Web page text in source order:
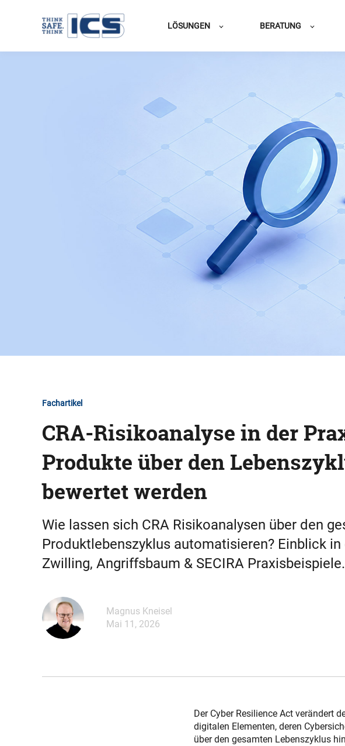
LÖSUNGEN BERATUNG
Fachartikel
CRA-Risikoanalyse in der
Produkte über den
bewertet werden
Wie lassen sich CRA Risikoanalysen über den
Produktlebenszyklus automatisieren? Einblick
Zwilling, Angriffsbaum & SECIRA Praxisbeispiele.
Magnus Kneisel
Mai 11, 2026
Der Cyber Resilience Act verändert
digitalen Elementen, deren
über den gesamten Lebenszyklus